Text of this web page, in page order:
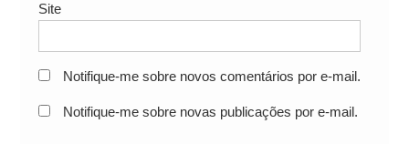
Site
Notifique-me sobre novos comentários por e-mail.
Notifique-me sobre novas publicações por e-mail.